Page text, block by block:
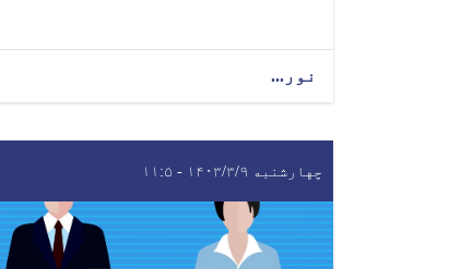
نور...
چهارشنبه ۱۴۰۳/۳/۹ - ۱۱:۵